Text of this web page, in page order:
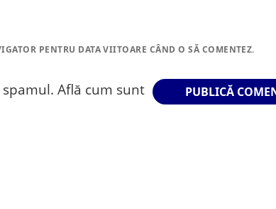
PENTRU DATA VIITOARE CÂND O SĂ COMENTEZ.
Află cum sunt